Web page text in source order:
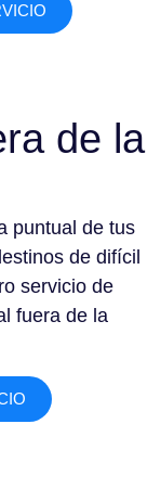
de la
puntual de tus
de difícil
servicio de
fuera de la